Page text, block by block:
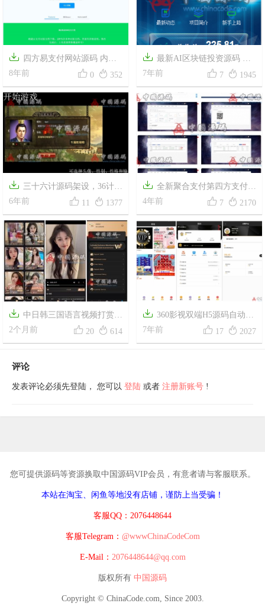

四方易支付网站源码 内置
易支付码支付微信支付支付宝
接口
8年前  0  352
 最新AI区块链投资源码 AI
机器人游戏挖矿分红自动刷广
告流量整站源码+接入码支付
+安装教程
7年前  7  1945
 三十六计源码架设，36计之
孙子兵法网页游戏源码下载，
全部源码加开发说明文档
6年前  11  1377
 全新聚合支付第四方支付系
统源码
4年前  7  2170
 中日韩三国语言视频打赏空
降约会源码
2个月前  20  614
 360影视双端H5源码自动更
新版APP+ThinkPHP新后台+分
销推广+一键安装+安装修改教
7年前  17  2027
评论
发表评论必须先登陆， 您可以 登陆 或者 注册新账号 !
您可提供源码等资源换取中国源码VIP会员，有意者请与客服联系。
本站在淘宝、闲鱼等地没有店铺，谨防上当受骗！
客服QQ：2076448644
客服Telegram： @wwwChinaCodeCom
E-Mail： 2076448644@qq.com
版权所有 中国源码
Copyright © ChinaCode.com, Since 2003.